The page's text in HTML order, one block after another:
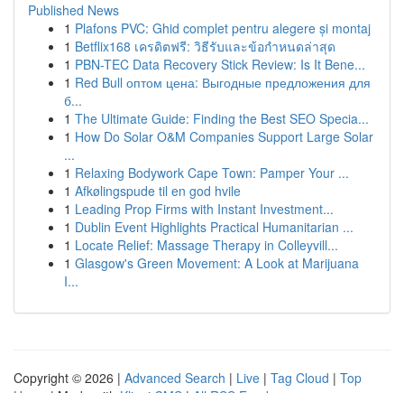
Published News
1 Plafons PVC: Ghid complet pentru alegere și montaj
1 Betflix168 เครดิตฟรี: วิธีรับและข้อกำหนดล่าสุด
1 PBN-TEC Data Recovery Stick Review: Is It Bene...
1 Red Bull оптом цена: Выгодные предложения для
б...
1 The Ultimate Guide: Finding the Best SEO Specia...
1 How Do Solar O&M Companies Support Large Solar
...
1 Relaxing Bodywork Cape Town: Pamper Your ...
1 Afkølingspude til en god hvile
1 Leading Prop Firms with Instant Investment...
1 Dublin Event Highlights Practical Humanitarian ...
1 Locate Relief: Massage Therapy in Colleyvill...
1 Glasgow's Green Movement: A Look at Marijuana
I...
Copyright © 2026 | Advanced Search | Live | Tag Cloud | Top